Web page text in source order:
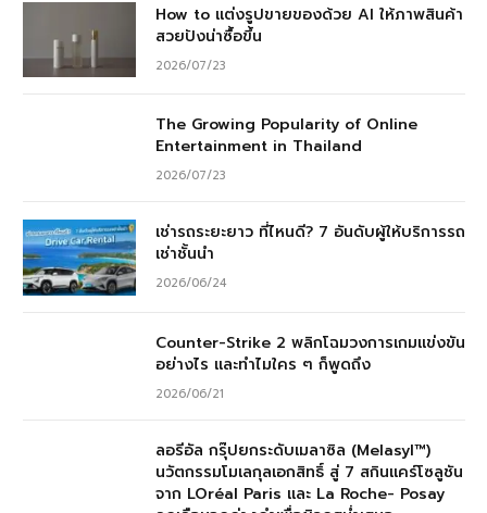
How to แต่งรูปขายของด้วย AI ให้ภาพสินค้า
สวยปังน่าซื้อขึ้น
2026/07/23
The Growing Popularity of Online
Entertainment in Thailand
2026/07/23
เช่ารถระยะยาว ที่ไหนดี? 7 อันดับผู้ให้บริการรถ
เช่าชั้นนำ
2026/06/24
Counter-Strike 2 พลิกโฉมวงการเกมแข่งขัน
อย่างไร และทำไมใคร ๆ ก็พูดถึง
2026/06/21
ลอรีอัล กรุ๊ปยกระดับเมลาซิล (Melasyl™)
นวัตกรรมโมเลกุลเอกสิทธิ์ สู่ 7 สกินแคร์โซลูชัน
จาก LOréal Paris และ La Roche- Posay